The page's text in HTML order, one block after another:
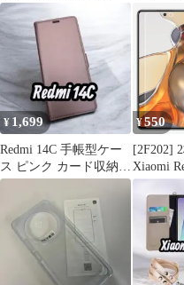
Redmi Pad SE 8.7 4＋
128GB Graphite Gray
Graphite Gray Graphite
Gray VHU5133JP 未使用
送料無料
Redmi
¥ 1,699
Redmi 14C 手帳型ケー
ス ピンク カード収納
スタンド機能 おしゃ
¥550
[2F202] 2枚セット｜
Xiaomi
護フィル
xiaomi
Pro
13T
ム Redmi